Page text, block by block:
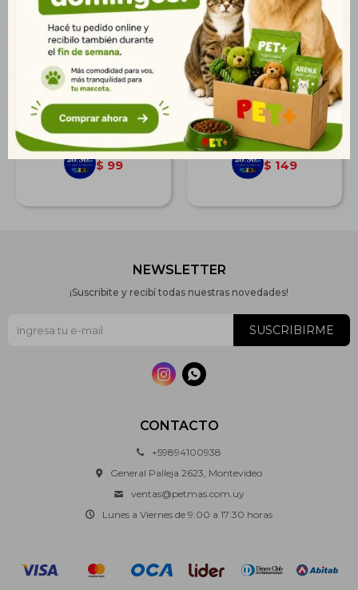
Acarmic 20 ml
$ 122
$ 88
$ 99
Pipeta Shooter Forte
Gatos - 4 Kg
$ 184
$ 133
$ 149
CONTACTO
+59894100938
General Palleja 2623, Montevideo
ventas@petmas.com.uy
Lunes a Viernes de 9:00 a 17:30 horas
NEWSLETTER
¡Suscribite y recibí todas nuestras novedades!
SUSCRIBIRME
 